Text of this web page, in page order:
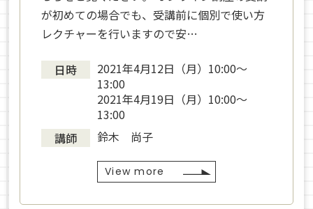
が初めての場合でも、受講前に個別で使い方
レクチャーを行いますので安…
日時
2021年4月12日（月）10:00～
13:00
2021年4月19日（月）10:00～
13:00
講師
鈴木 尚子
View more